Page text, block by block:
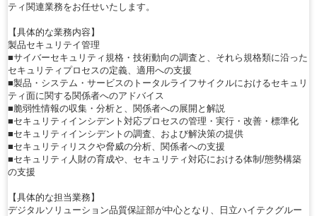
ティ関連業務をお任せいたします。
【具体的な業務内容】
製品セキュリテイ管理
■サイバーセキュリティ規格・技術動向の調査と、それら規格類に沿った
セキュリティプロセスの定義、適用への支援
■製品・システム・サービスのトータルライフサイクルにおけるセキュリ
ティ面に関する関係者へのアドバイス
■脆弱性情報の収集・分析と、関係者への展開と解説
■セキュリティインシデント対応プロセスの管理・実行・改善・標準化
■セキュリティインシデントの調査、および解決策の提供
■セキュリティリスクや脅威の分析、関係者への支援
■セキュリティ人財の育成や、セキュリティ対応における体制/態勢構築
の支援
【具体的な担当業務】
デジタルソリューション品質保証部が中心となり、日立ハイテクグルー